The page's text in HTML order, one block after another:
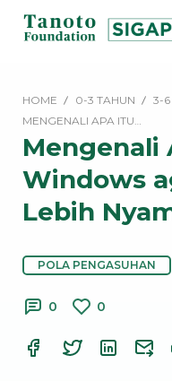
SIGAP
Foundation
HOME 0-3 TAHUN 3-6
MENGENALI APA ITU…
Mengenali
Windows
Lebih
POLA PENGASUHAN
0 0